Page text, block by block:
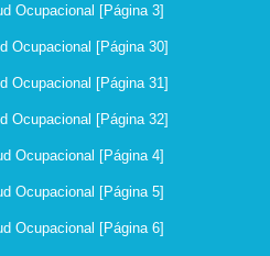
Ocupacional [Página 3]
Ocupacional [Página 30]
Ocupacional [Página 31]
Ocupacional [Página 32]
Ocupacional [Página 4]
Ocupacional [Página 5]
Ocupacional [Página 6]